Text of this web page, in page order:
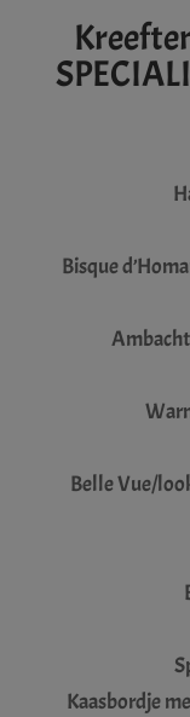
Bisque
Belle Vue/
Kaasbordje